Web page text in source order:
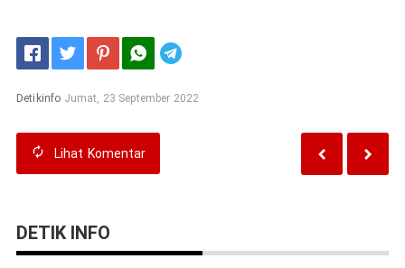
Detikinfo Jumat, 23 September 2022
Lihat Komentar
DETIK INFO